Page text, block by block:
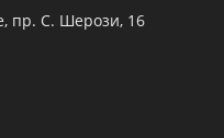
пр. С. Шерози, 16